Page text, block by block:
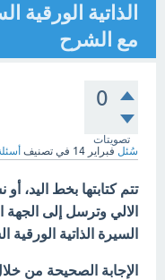
الذاتية الورقية
مع الشرح
0
تصويتات
سُئل فبراير 14 في تصنيف
تتم كتابتها بخط اليد،
السيرة الذاتية الورقية
الإجابة الصحيحة من